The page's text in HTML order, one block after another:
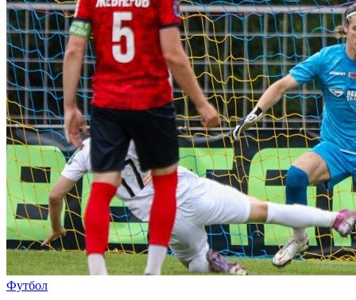
Футбол